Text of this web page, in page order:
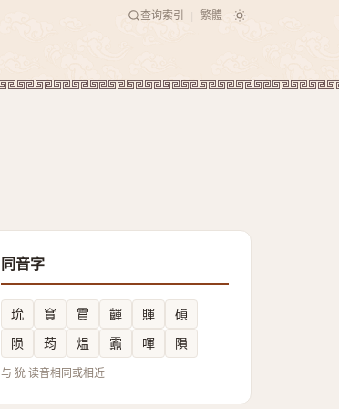
查询索引 繁體
同音字
玧 䆬 霣 齳 賱
磒
陨
荺 煴 䨶 喗 隕
与 狁 读音相同或相近